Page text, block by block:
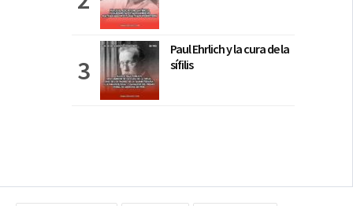
Paul Ehrlich y la cura de la
sífilis